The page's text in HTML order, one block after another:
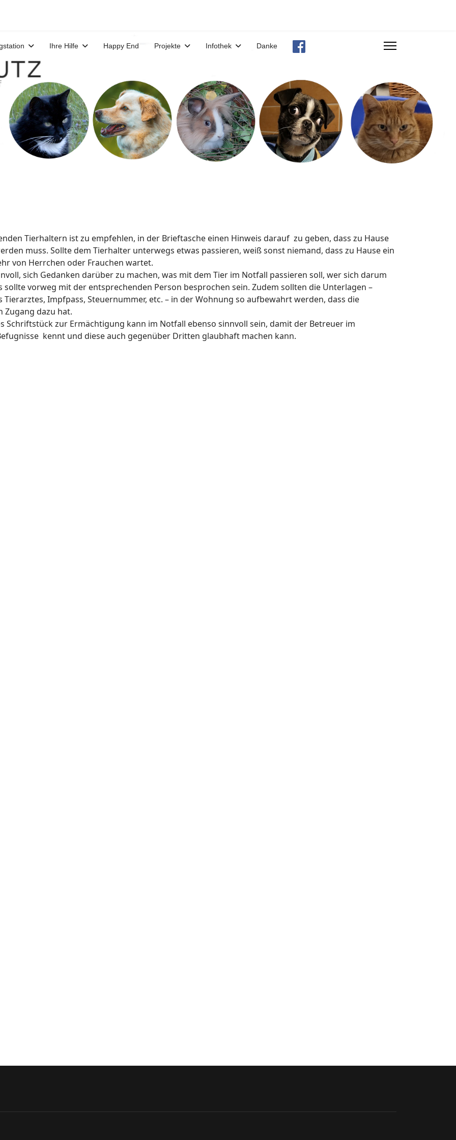
Ihre Hilfe Happy End Projekte Infothek Danke
Tierhaltern ist zu empfehlen, in der Brieftasche einen Hinweis darauf zu geben, dass zu Hause
muss. Sollte dem Tierhalter unterwegs etwas passieren, weiß sonst niemand, dass zu Hause ein
von Herrchen oder Frauchen wartet.
sich Gedanken darüber zu machen, was mit dem Tier im Notfall passieren soll, wer sich darum
sollte vorweg mit der entsprechenden Person besprochen sein. Zudem sollten die Unterlagen –
Tierarztes, Impfpass, Steuernummer, etc. – in der Wohnung so aufbewahrt werden, dass die
Zugang dazu hat.
Schriftstück zur Ermächtigung kann im Notfall ebenso sinnvoll sein, damit der Betreuer im
kennt und diese auch gegenüber Dritten glaubhaft machen kann.